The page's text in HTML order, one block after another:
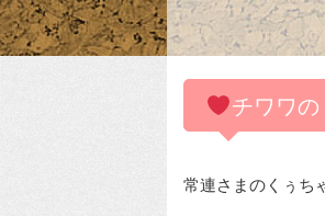
チワワ
常連さまのくぅち